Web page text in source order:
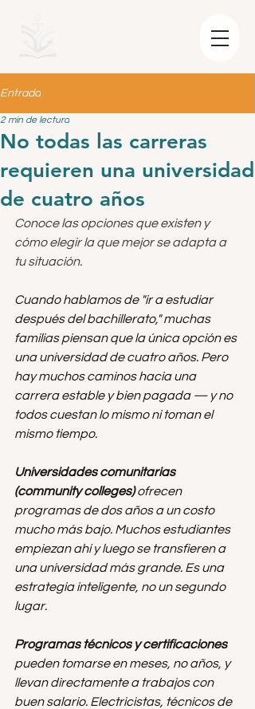
Entrada
No todas las carreras
requieren una universidad
de cuatro años
2 min de lectura
Conoce las opciones que existen y
cómo elegir la que mejor se adapta a
tu situación.
Cuando hablamos de "ir a estudiar
después del bachillerato," muchas
familias piensan que la única opción es
una universidad de cuatro años. Pero
hay muchos caminos hacia una
carrera estable y bien pagada — y no
todos cuestan lo mismo ni toman el
mismo tiempo.
Universidades comunitarias
(community colleges) ofrecen
programas de dos años a un costo
mucho más bajo. Muchos estudiantes
empiezan ahí y luego se transfieren a
una universidad más grande. Es una
estrategia inteligente, no un segundo
lugar.
Programas técnicos y certificaciones
pueden tomarse en meses, no años, y
llevan directamente a trabajos con
buen salario. Electricistas, técnicos de